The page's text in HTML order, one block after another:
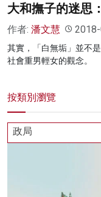
大和撫子的迷思
作者: 潘文慧
其實，「白無垢」並不
社會重男輕女的觀念。
按類別瀏覽
政局